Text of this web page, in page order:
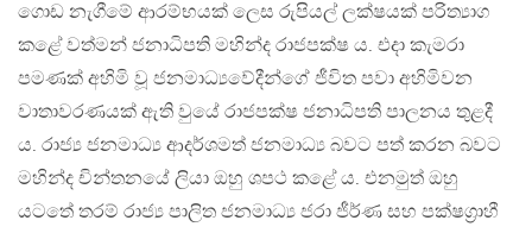
ගොඩ නැගීමේ ආරම්භයක් ලෙස රුපියල් ලක්ෂයක් පරිත්‍යාග
කළේ වත්මන් ජනාධිපති මහින්ද රාජපක්ෂ ය. එදා කැමරා
පමණක් අහිමි වූ ජනමාධ්‍යවේදීන්ගේ ජීවිත පවා අහිමිවන
වාතාවරණයක් ඇති වුයේ රාජපක්ෂ ජනාධිපති පාලනය තුළදී
ය. රාජ්‍ය ජනමාධ්‍ය ආදර්ශමත් ජනමාධ්‍ය බවට පත් කරන බවට
මහින්ද චින්තනයේ ලියා ඔහු ශපථ කළේ ය. එනමුත් ඔහු
යටතේ තරම් රාජ්‍ය පාලිත ජනමාධ්‍ය ජරා ජීර්ණ සහ පක්ෂග්‍රාහී